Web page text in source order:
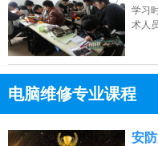
学习
术人
电脑维修专业课程
点击免费咨询电话：
安